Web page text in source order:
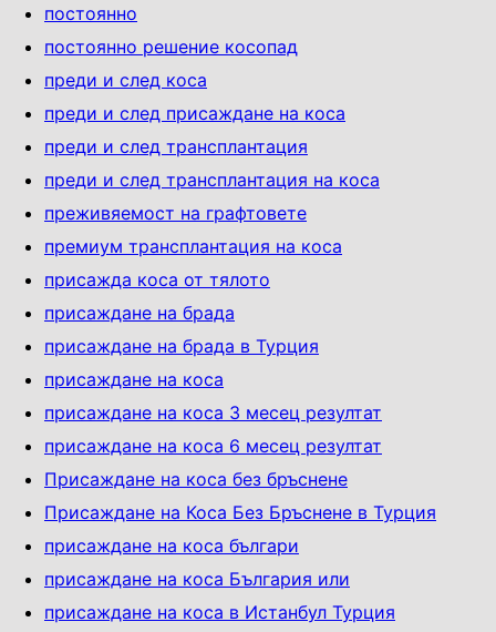
постоянно
постоянно решение косопад
преди и след коса
преди и след присаждане на коса
преди и след трансплантация
преди и след трансплантация на коса
преживяемост на графтовете
премиум трансплантация на коса
присажда коса от тялото
присаждане на брадa
присаждане на брада в Турция
присаждане на коса
присаждане на коса 3 месец резултат
присаждане на коса 6 месец резултат
Присаждане на коса без бръснене
Присаждане на Коса Без Бръснене в Турция
присаждане на коса българи
присаждане на коса България или
присаждане на коса в Истанбул Турция